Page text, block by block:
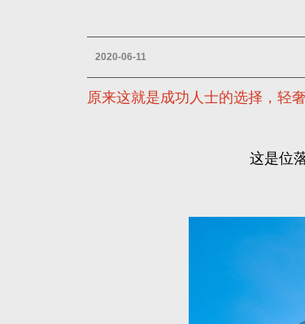
2020-06-11
原来这就是成功人士的选择，轻
这是位